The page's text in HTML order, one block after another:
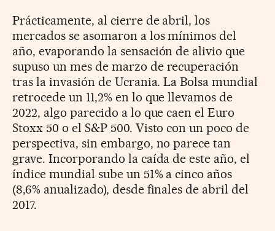
Prácticamente, al cierre de abril, los
mercados se asomaron a los mínimos del
año, evaporando la sensación de alivio que
supuso un mes de marzo de recuperación
tras la invasión de Ucrania. La Bolsa mundial
retrocede un 11,2% en lo que llevamos de
2022, algo parecido a lo que caen el Euro
Stoxx 50 o el S&P 500. Visto con un poco de
perspectiva, sin embargo, no parece tan
grave. Incorporando la caída de este año, el
índice mundial sube un 51% a cinco años
(8,6% anualizado), desde finales de abril del
2017.